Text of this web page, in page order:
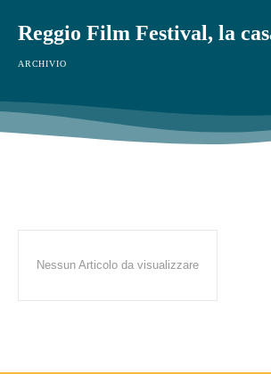
Reggio Film Festival, la
ARCHIVIO
Nessun Articolo da visualizzare